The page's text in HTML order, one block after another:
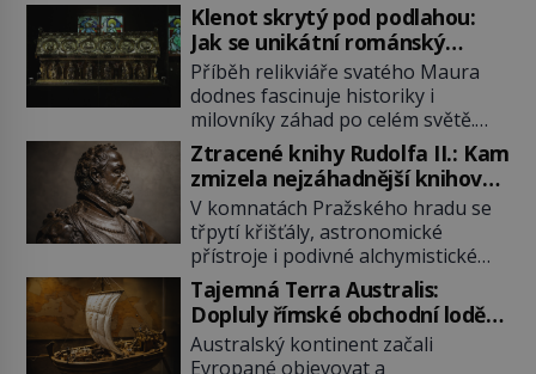
Klenot skrytý pod podlahou:
Jak se unikátní románský
poklad dostal do zapadlého
Bečova?
Příběh relikviáře svatého Maura
dodnes fascinuje historiky i
milovníky záhad po celém světě.
Tato románská zlatnická památka
ze 13. století je po českých
korunovačních klenotech druhým
nejcennějším movitým majetkem v
České republice. Přestože byl
klenot v roce 1985 po dramatickém
pátrání kriminalistů úspěšně
nalezen, jeho minulost stále
obestírá hustá mlha. Otázky, jak
přesně se tato […]
Ztracené knihy Rudolfa II.: Kam
zmizela nejzáhadnější knihovna
Evropy?
V komnatách Pražského hradu se
třpytí křišťály, astronomické
přístroje i podivné alchymistické
rukopisy. Císař Rudolf II.
shromažďuje vše, co souvisí s
tajemstvím přírody, hvězd i
lidského poznání. Jenže po jeho
Tajemná Terra Australis:
Dopluly římské obchodní lodě
až do Austrálie?
Australský kontinent začali
Evropané objevovat a